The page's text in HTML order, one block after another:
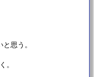
思う。
。